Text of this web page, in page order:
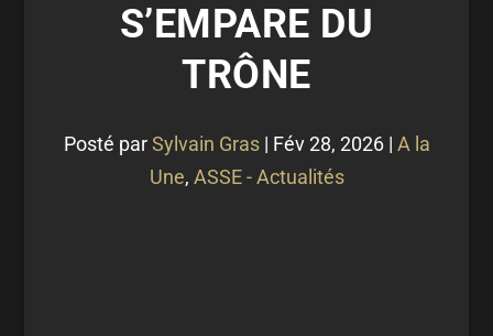
S’EMPARE DU
TRÔNE
Posté parSylvain Gras| Fév 28, 2026| A la
Une, ASSE - Actualités